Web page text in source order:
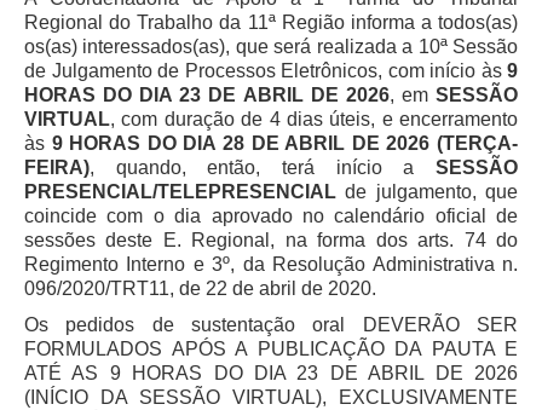
Faça sua Manifestação
Denúncia Assédio Moral ou Sexual
Denúncia Assédio Eleitoral
Notícia de Irregularidade Anônima
Denúncia Atos de Corrupção
Contato
Fale Conosco
Atendimento ao Público
Regional do Trabalho da 11ª Região informa a todos(as)
os(as) interessados(as), que será realizada a 10ª Sessão
de Julgamento de Processos Eletrônicos, com início às 9
HORAS DO DIA 23 DE ABRIL DE 2026, emSESSÃO
VIRTUAL, com duração de 4 dias úteis, e encerramento
às 9 HORAS DO DIA 28 DE ABRIL DE 2026 (TERÇA-
FEIRA), quando, então, terá início a SESSÃO
PRESENCIAL/TELEPRESENCIAL de julgamento, que
coincide com o dia aprovado no calendário oficial de
sessões deste E. Regional, na forma dos arts. 74 do
Regimento Interno e 3º, da Resolução Administrativa n.
096/2020/TRT11, de 22 de abril de 2020.
Os pedidos de sustentação oral DEVERÃO SER
FORMULADOS APÓS A PUBLICAÇÃO DA PAUTA E
ATÉ AS 9 HORAS DO DIA 23 DE ABRIL DE 2026
(INÍCIO DA SESSÃO VIRTUAL), EXCLUSIVAMENTE